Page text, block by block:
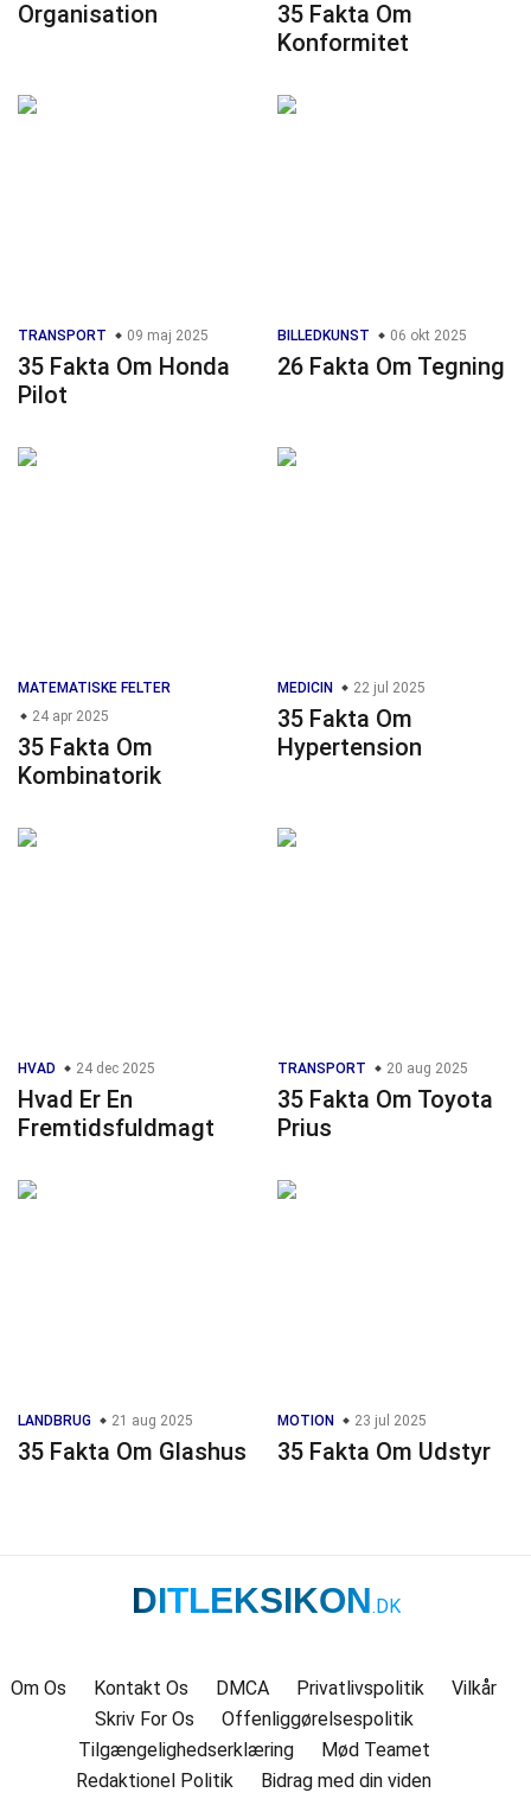
Organisation
35 Fakta Om
Konformitet
TRANSPORT 09 maj 2025
35 Fakta Om Honda
Pilot
BILLEDKUNST 06 okt 2025
26 Fakta Om Tegning
MATEMATISKE FELTER
24 apr 2025
35 Fakta Om
Kombinatorik
MEDICIN 22 jul 2025
35 Fakta Om
Hypertension
HVAD 24 dec 2025
Hvad Er En
Fremtidsfuldmagt
TRANSPORT 20 aug 2025
35 Fakta Om Toyota
Prius
LANDBRUG 21 aug 2025
35 Fakta Om Glashus
MOTION 23 jul 2025
35 Fakta Om Udstyr
DITLEKSIKON.DK
Om Os Kontakt Os DMCA Privatlivspolitik
Vilkår
Skriv For Os
Offenliggørelsespolitik
Tilgængelighedserklæring
Mød Teamet
Redaktionel Politik
Bidrag med din viden